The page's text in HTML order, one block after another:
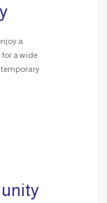
a
a wide